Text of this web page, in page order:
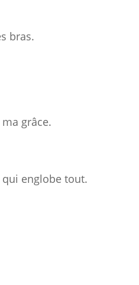
bras.
grâce.
englobe tout.